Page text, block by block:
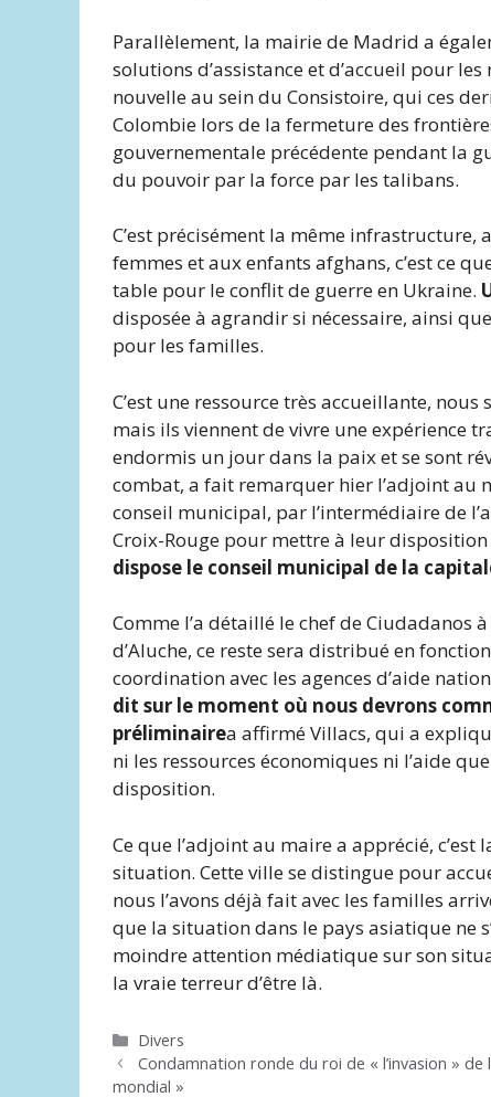
Parallèlement, la mairie de Madrid a
solutions d’assistance et d’accueil pour
nouvelle au sein du Consistoire, qui ces
Colombie lors de la fermeture des
gouvernementale précédente pendant la
du pouvoir par la force par les talibans.
C’est précisément la même
femmes et aux enfants afghans, c’est ce
table pour le conflit de guerre en Ukraine.
disposée à agrandir si nécessaire, ainsi
pour les familles.
C’est une ressource très accueillante,
mais ils viennent de vivre une expérience
endormis un jour dans la paix et se sont
combat, a fait remarquer hier l’adjoint au
conseil municipal, par l’intermédiaire de
Croix-Rouge pour mettre à leur
dispose le conseil municipal de la
Comme l’a détaillé le chef de Ciudadanos
d’Aluche, ce reste sera distribué en
coordination avec les agences d’aide
dit sur le moment où nous devrons
préliminairea affirmé Villacs, qui a
ni les ressources économiques ni l’aide
disposition.
Ce que l’adjoint au maire a apprécié,
situation. Cette ville se distingue pour
nous l’avons déjà fait avec les familles
que la situation dans le pays asiatique ne
moindre attention médiatique sur son
la vraie terreur d’être là.
Catégories
Divers
Condamnation ronde du roi de « l’invasion » de
mondial »